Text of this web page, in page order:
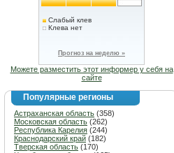
Слабый клев
Клева нет
Прогноз на неделю »
Можете разместить этот информер у себя на
сайте
Популярные регионы
Астраханская область (358)
Московская область (262)
Республика Карелия (244)
Краснодарский край (182)
Тверская область (170)